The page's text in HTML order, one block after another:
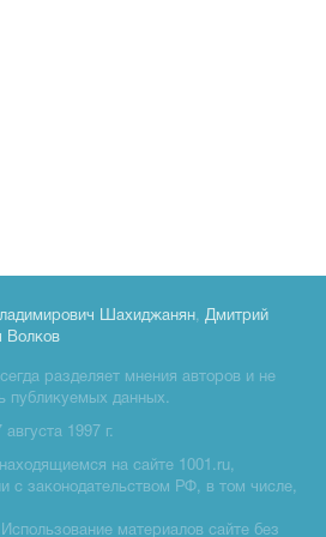
Шахиджанян, Дмитрий
Волков
разделяет мнения авторов и не
публикуемых данных.
1997 г.
на сайте 1001.ru,
с законодательством РФ, в том числе,
материалов сайте без